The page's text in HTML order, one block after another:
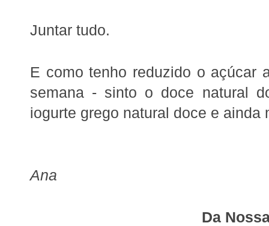
Juntar tudo.
E como tenho reduzido o açúcar
semana - sinto o doce natural
iogurte grego natural doce e
Ana
Da